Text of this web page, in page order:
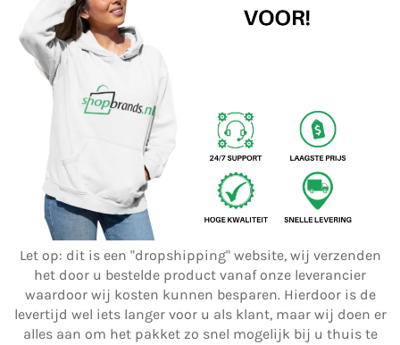
Let op: dit is een "dropshipping" website, wij verzenden
het door u bestelde product vanaf onze leverancier
waardoor wij kosten kunnen besparen. Hierdoor is de
levertijd wel iets langer voor u als klant, maar wij doen er
alles aan om het pakket zo snel mogelijk bij u thuis te